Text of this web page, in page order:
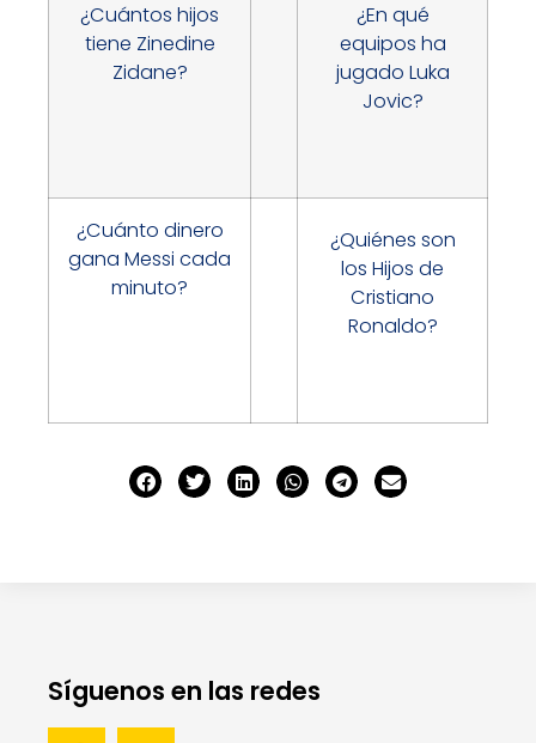
¿Cuántos hijos
tiene Zinedine
Zidane?
¿En qué
equipos ha
jugado Luka
Jovic?
¿Cuánto dinero
gana Messi cada
minuto?
¿Quiénes son
los Hijos de
Cristiano
Ronaldo?
Síguenos en las redes